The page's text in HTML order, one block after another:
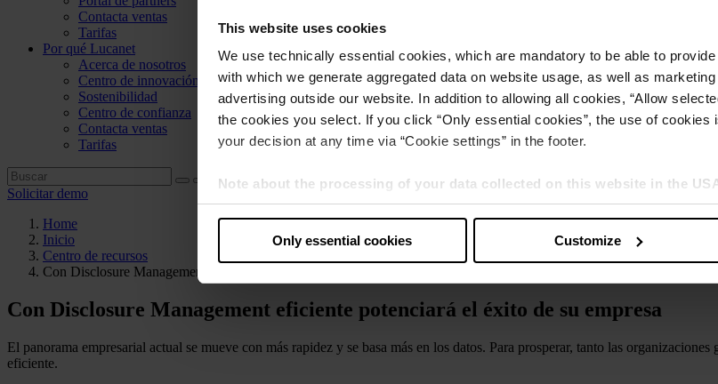
This website uses cookies
We use technically essential cookies, which are mandatory to be able to
with which we generate aggregated data on website usage, as well as
advertising outside our website. In addition to allowing all cookies, “Allow
the cookies you select. If you click “Only essential cookies”, the use of cookies
your decision at any time via “Cookie settings” in the footer.
Note about the processing of your data collected on this website in the
By clicking “Allow all cookies” you also agree that your data will be processed
judges the USA to be a country with a level of data protection that is
that your data may be processed by US authorities.
Only essential cookies Customize
Contacta ventas
Tarifas
Por qué Lucanet
Acerca de nosotros
Centro de innovación
Sostenibilidad
Centro de confianza
Contacta ventas
Tarifas
Solicitar demo
Home
Inicio
Centro de recursos
Con Disclosure Management eficiente potenciará el éxito de su empresa
Con Disclosure Management eficiente potenciará el éxito de su empresa
El panorama empresarial actual se mueve con más rapidez y se basa más en los datos. Para prosperar, tanto las
eficiente.